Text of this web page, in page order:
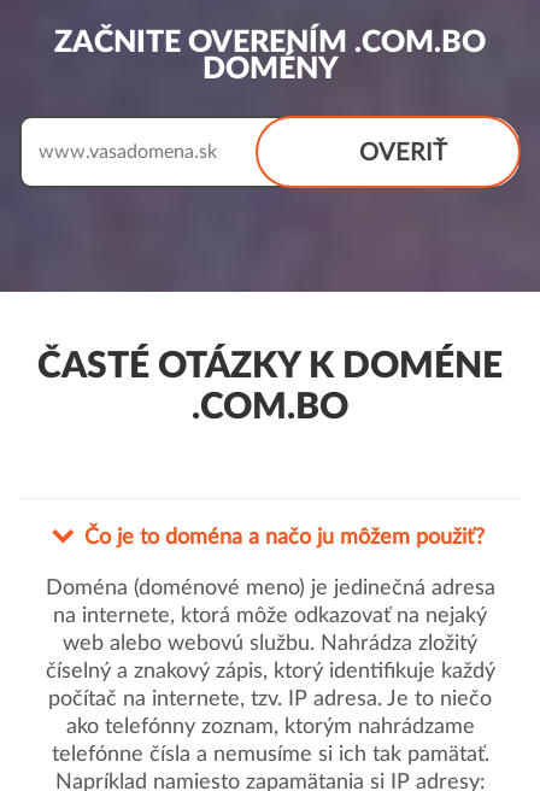
ZAČNITE OVERENÍM .COM.BO
DOMÉNY
OVERIŤ
www.
ČASTÉ OTÁZKY K DOMÉNE
.COM.BO
Čo je to doména a načo ju môžem použiť?
Doména (doménové meno) je jedinečná adresa
na internete, ktorá môže odkazovať na nejaký
web alebo webovú službu. Nahrádza zložitý
číselný a znakový zápis, ktorý identifikuje každý
počítač na internete, tzv. IP adresa. Je to niečo
ako telefónny zoznam, ktorým nahrádzame
telefónne čísla a nemusíme si ich tak pamätať.
Napríklad namiesto zapamätania si IP adresy: